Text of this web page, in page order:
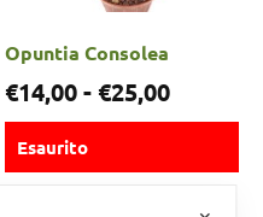
Opuntia Consolea
€14,00- €25,00
Esaurito